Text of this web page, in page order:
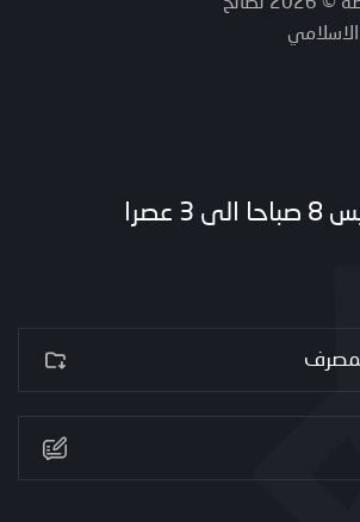
عصرا